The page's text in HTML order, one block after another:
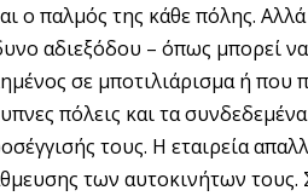
ο παλμός της κάθε πόλης.
αδιεξόδου – όπως μπορεί
σε μποτιλιάρισμα ή
πόλεις και τα
τους. Η εταιρεία
των αυτοκινήτων